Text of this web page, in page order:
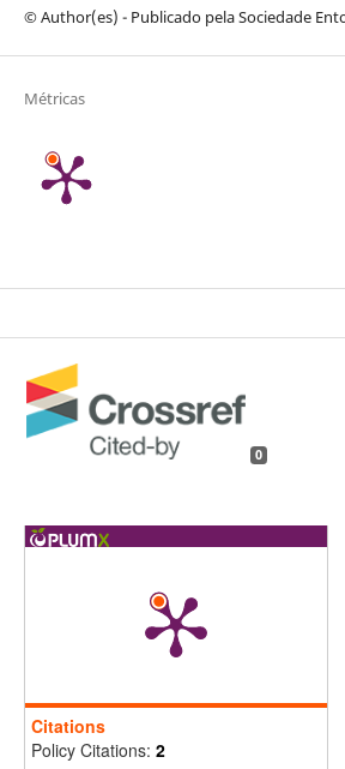
© Author(es) - Publicado pela Sociedade
Métricas
0
Citations
Policy Citations: 2